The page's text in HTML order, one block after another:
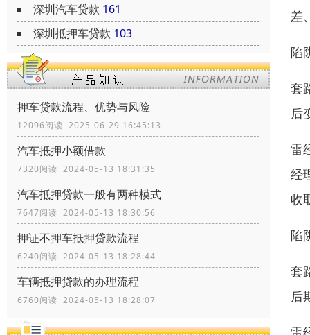
深圳汽车贷款 161
深圳抵押车贷款 103
押车贷款流程、优势与风险
12096阅读 2025-06-29 16:45:13
汽车抵押小额借款
7320阅读 2024-05-13 18:31:35
汽车抵押贷款一般有两种模式
7647阅读 2024-05-13 18:30:56
押证不押车抵押贷款流程
6240阅读 2024-05-13 18:28:44
车辆抵押贷款的办理流程
6760阅读 2024-05-13 18:28:07
差
陷
套
后
雷
经
收
陷
套
后